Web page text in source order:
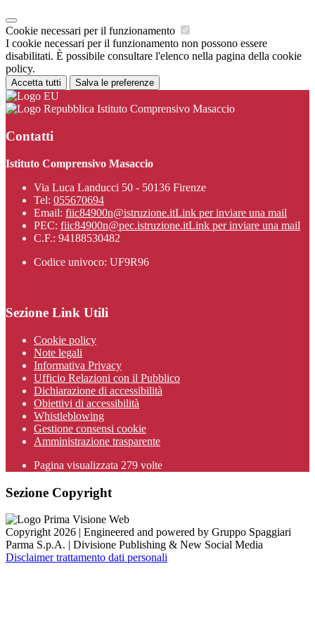
Cookie necessari per il funzionamento
I cookie necessari per il funzionamento non possono essere
disabilitati. È possibile consultare l'elenco nella pagina della cookie
policy.
Accetta tutti Salva le preferenze
Istituto Comprensivo Masaccio
Contatti
Istituto Comprensivo Masaccio
Via Luca Landucci 50 - 50136 Firenze
Tel: 055670694
Email: fiic84900n@istruzione.itLink per inviare una mail
PEC: fiic84900n@pec.istruzione.itLink per inviare una mail
C.F.: 94188530482
Codice univoco: UF9R96
Sezione Link Utili
Cookie policy
Note legali
Informativa Privacy
Ufficio Relazioni con il Pubblico
Dichiarazione di accessibilità
Obiettivi di accessibilità
Whistleblowing
Gestione consensi cookie
Amministrazione trasparente
Pagina visualizzata 279 volte
Sezione Copyright
Copyright 2026 | Engineered and powered by Gruppo Spaggiari
Parma S.p.A. | Divisione Publishing & New Social Media
Disclaimer trattamento dati personali